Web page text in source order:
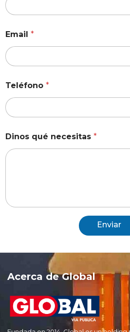
Email *
Teléfono *
Dinos qué necesitas *
Enviar
Acerca de Global